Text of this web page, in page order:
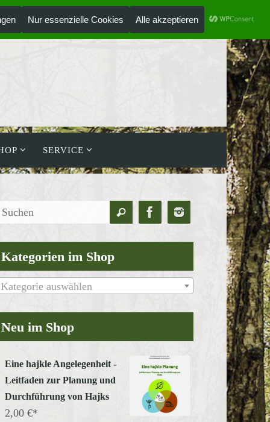
SERVICE
Suchen
nach:
Suchen
Kategorien im Shop
Kategorie auswählen
Neu im Shop
Eine hajkle Angelegenheit -
Leitfaden zur Planung und
Durchführung von Hajks
2,00 €